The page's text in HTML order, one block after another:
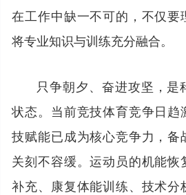
在工作中缺一不可的，不仅要
将专业知识与训练充分融合。
只争朝夕、奋进攻坚，
状态。当前竞技体育竞争日趋
技赋能已成为核心竞争力，备
关刻不容缓。运动员的机能恢
补充、康复体能训练、技术分